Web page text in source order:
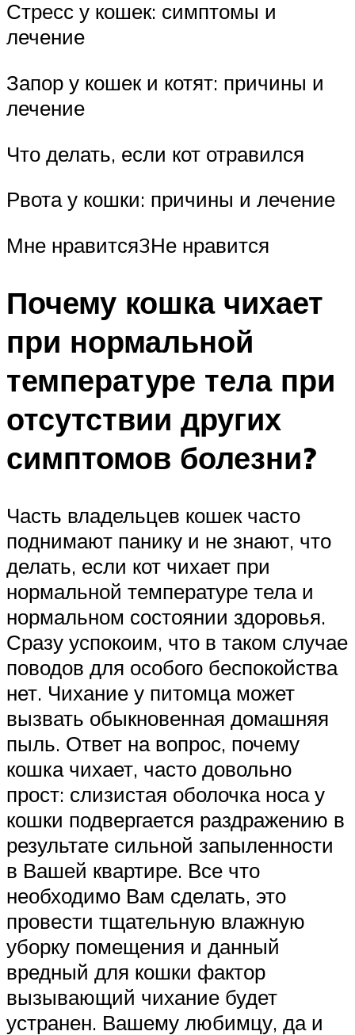
Стресс у кошек: симптомы и
лечение
Запор у кошек и котят: причины и
лечение
Что делать, если кот отравился
Рвота у кошки: причины и лечение
Мне нравится3Не нравится
Почему кошка чихает
при нормальной
температуре тела при
отсутствии других
симптомов болезни?
Часть владельцев кошек часто
поднимают панику и не знают, что
делать, если кот чихает при
нормальной температуре тела и
нормальном состоянии здоровья.
Сразу успокоим, что в таком случае
поводов для особого беспокойства
нет. Чихание у питомца может
вызвать обыкновенная домашняя
пыль. Ответ на вопрос, почему
кошка чихает, часто довольно
прост: слизистая оболочка носа у
кошки подвергается раздражению в
результате сильной запыленности
в Вашей квартире. Все что
необходимо Вам сделать, это
провести тщательную влажную
уборку помещения и данный
вредный для кошки фактор
вызывающий чихание будет
устранен. Вашему любимцу, да и